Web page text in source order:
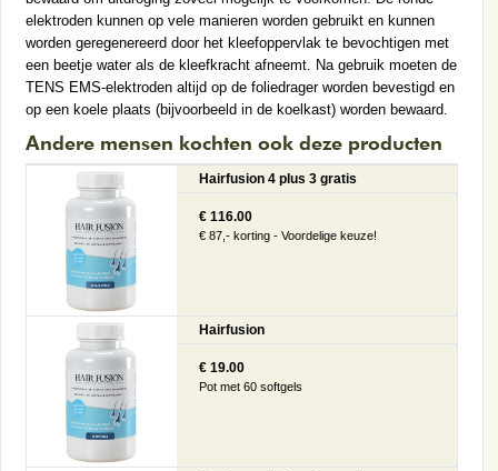
elektroden kunnen op vele manieren worden gebruikt en kunnen
worden geregenereerd door het kleefoppervlak te bevochtigen met
een beetje water als de kleefkracht afneemt. Na gebruik moeten de
TENS EMS-elektroden altijd op de foliedrager worden bevestigd en
op een koele plaats (bijvoorbeeld in de koelkast) worden bewaard.
Andere mensen kochten ook deze producten
Hairfusion 4 plus 3 gratis
€ 116.00
€ 87,- korting - Voordelige keuze!
Hairfusion
€ 19.00
Pot met 60 softgels